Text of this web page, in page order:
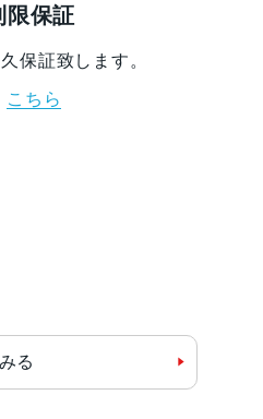
限保証
保証致します。
こちら
る